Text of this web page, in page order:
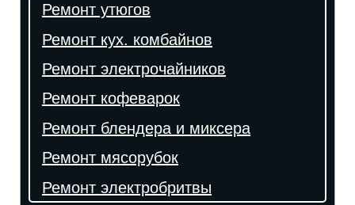
Ремонт утюгов
Ремонт кух. комбайнов
Ремонт электрочайников
Ремонт кофеварок
Ремонт блендера и миксера
Ремонт мясорубок
Ремонт электробритвы